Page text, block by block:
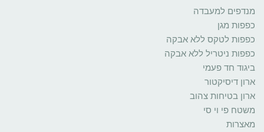
מנדפים למעבדה
כפפות מגן
כפפות לטקס ללא אבקה
כפפות ניטריל ללא אבקה
ביגוד חד פעמי
ארון דיסיקטור
ארון בטיחות צהוב
משטח פי וי סי
מאצרות